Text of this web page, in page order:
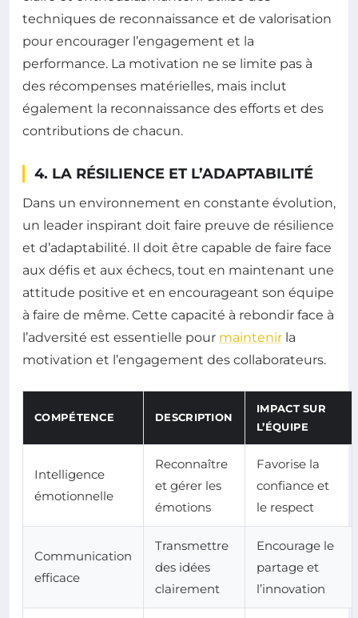
techniques de reconnaissance et de valorisation
pour encourager l’engagement et la
performance. La motivation ne se limite pas à
des récompenses matérielles, mais inclut
également la reconnaissance des efforts et des
contributions de chacun.
4. LA RÉSILIENCE ET L’ADAPTABILITÉ
Dans un environnement en constante évolution,
un leader inspirant doit faire preuve de résilience
et d’adaptabilité. Il doit être capable de faire face
aux défis et aux échecs, tout en maintenant une
attitude positive et en encourageant son équipe
à faire de même. Cette capacité à rebondir face à
l’adversité est essentielle pour maintenir la
motivation et l’engagement des collaborateurs.
COMPÉTENCE DESCRIPTION
IMPACT SUR
L’ÉQUIPE
Intelligence
émotionnelle
Reconnaître
et gérer les
émotions
Favorise la
confiance et
le respect
Communication
efficace
Transmettre
des idées
clairement
Encourage le
partage et
l’innovation